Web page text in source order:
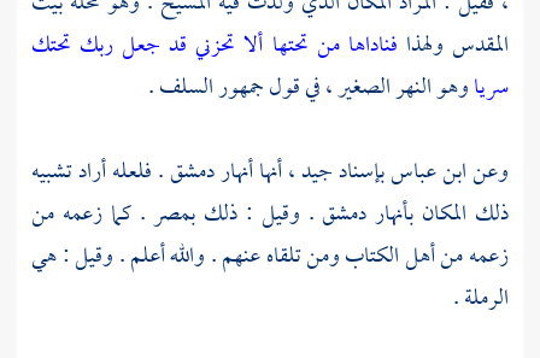
المقدس ولهذا فناداها من تحتها ألا تحزني قد جعل ربك تحتك
سرياوهو النهر الصغير ، في قول جمهور السلف .
وعنابن عباسبإسناد جيد ، أنها أنهاردمشق. فلعله أراد تشبيه
ذلك المكان بأنهاردمشق. وقيل : ذلك بمصر .كما زعمه من
زعمه من أهل الكتاب ومن تلقاه عنهم . والله أعلم . وقيل : هي
الرملة.